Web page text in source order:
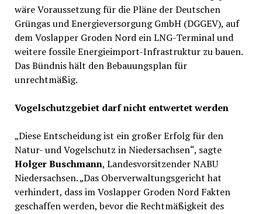
wäre Voraussetzung für die Pläne der Deutschen
Grüngas und Energieversorgung GmbH (DGGEV), auf
dem Voslapper Groden Nord ein LNG-Terminal und
weitere fossile Energieimport-Infrastruktur zu bauen.
Das Bündnis hält den Bebauungsplan für
unrechtmäßig.
Vogelschutzgebiet darf nicht entwertet werden
„Diese Entscheidung ist ein großer Erfolg für den
Natur- und Vogelschutz in Niedersachsen“, sagte
Holger Buschmann, Landesvorsitzender NABU
Niedersachsen. „Das Oberverwaltungsgericht hat
verhindert, dass im Voslapper Groden Nord Fakten
geschaffen werden, bevor die Rechtmäßigkeit des